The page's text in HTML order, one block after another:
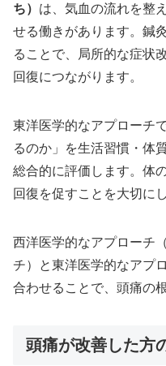
ち） は、気血の流れを整
せる働きがあります。鍼
ることで、局所的な症状
回復につながります。
東洋医学的なアプローチ
るのか」を生活習慣・体
総合的に評価します。体
回復を促すことを大切に
西洋医学的なアプローチ
チ）と東洋医学的なアプ
合わせることで、頭痛の
頭痛が改善した方